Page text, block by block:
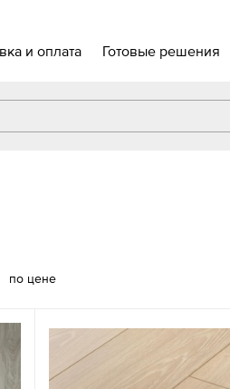
и оплата Готовые решения
по цене